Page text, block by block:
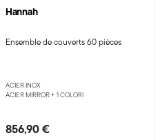
Hannah
Ensemble de couverts 60 pièces
ACIER INOX
ACIER MIRROR + 1 COLORI
856,90 €